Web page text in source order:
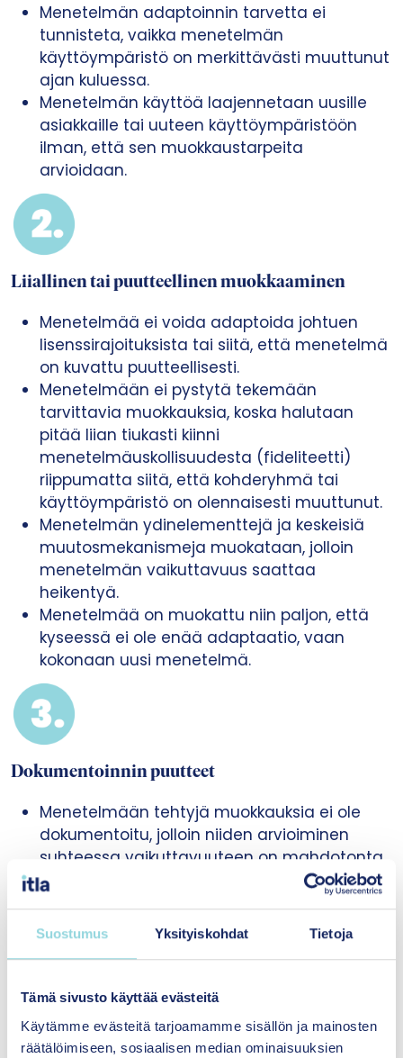
Suostumus Yksityiskohdat Tietoja
Tämä sivusto käyttää evästeitä
Käytämme evästeitä tarjoamamme sisällön ja mainosten
räätälöimiseen, sosiaalisen median ominaisuuksien
Menetelmän adaptoinnin tarvetta ei
tunnisteta, vaikka menetelmän
käyttöympäristö on merkittävästi muuttunut
ajan kuluessa.
Menetelmän käyttöä laajennetaan uusille
asiakkaille tai uuteen käyttöympäristöön
ilman, että sen muokkaustarpeita
arvioidaan.
Liiallinen tai puutteellinen muokkaaminen
Menetelmää ei voida adaptoida johtuen
lisenssirajoituksista tai siitä, että menetelmä
on kuvattu puutteellisesti.
Menetelmään ei pystytä tekemään
tarvittavia muokkauksia, koska halutaan
pitää liian tiukasti kiinni
menetelmäuskollisuudesta (fideliteetti)
riippumatta siitä, että kohderyhmä tai
käyttöympäristö on olennaisesti muuttunut.
Menetelmän ydinelementtejä ja keskeisiä
muutosmekanismeja muokataan, jolloin
menetelmän vaikuttavuus saattaa
heikentyä.
Menetelmää on muokattu niin paljon, että
kyseessä ei ole enää adaptaatio, vaan
kokonaan uusi menetelmä.
Dokumentoinnin puutteet
Menetelmään tehtyjä muokkauksia ei ole
dokumentoitu, jolloin niiden arvioiminen
suhteessa vaikuttavuuteen on mahdotonta.
Menetelmän manuaalissa ja muissa
materiaaleissa ei määritellä riittävän
tarkasti, mitkä osat menetelmästä ovat
joustavia ja mitkä vaikuttavuuden kannalta